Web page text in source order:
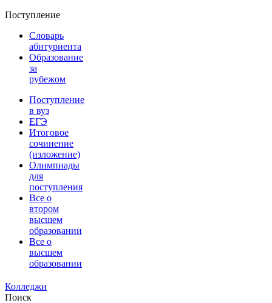
Поступление
Словарь
абитуриента
Образование
за
рубежом
Поступление
в вуз
ЕГЭ
Итоговое
сочинение
(изложение)
Олимпиады
для
поступления
Все о
втором
высшем
образовании
Все о
высшем
образовании
Колледжи
Поиск